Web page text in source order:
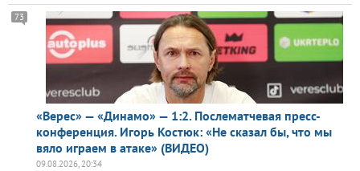
«Верес» — «Динамо» — 1:2. Послематчевая пресс-
конференция. Игорь Костюк: «Не сказал бы, что мы
вяло играем в атаке» (ВИДЕО)
73
09.08.2026, 20:34